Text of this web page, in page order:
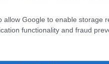
allow Google to enable storage
functionality and fraud